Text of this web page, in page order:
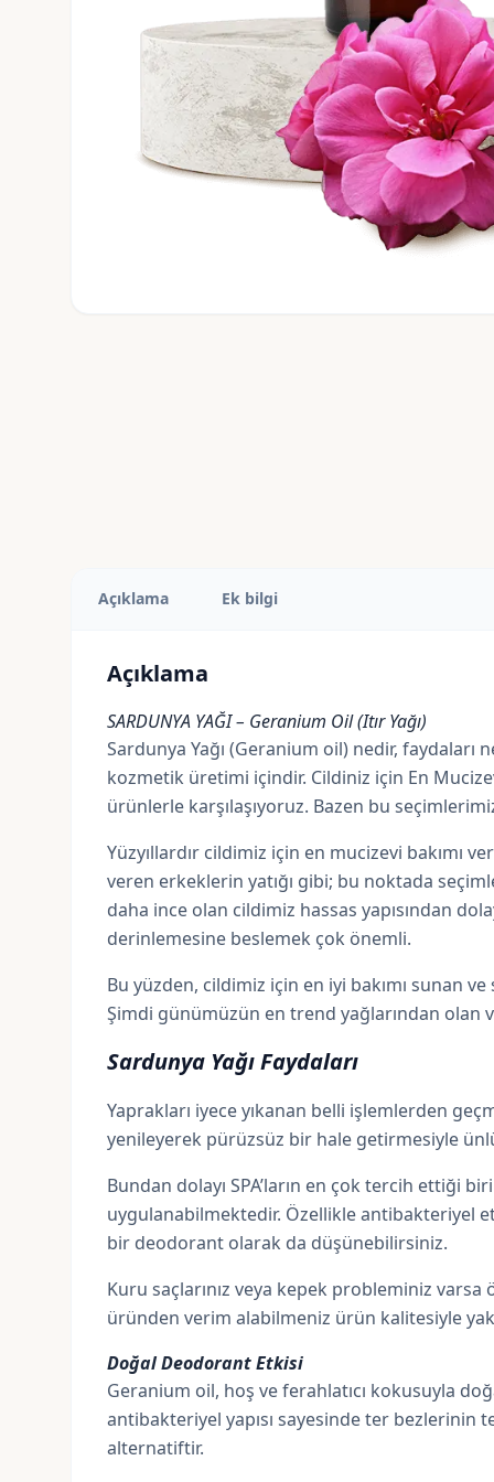
Açıklama Ek bilgi
Açıklama
SARDUNYA YAĞI – Geranium Oil (Itır Yağı)
Sardunya Yağı (Geranium oil) nedir, faydaları
kozmetik üretimi içindir. Cildiniz için En
ürünlerle karşılaşıyoruz. Bazen bu
Yüzyıllardır cildimiz için en mucizevi bakımı
veren erkeklerin yatığı gibi; bu noktada
daha ince olan cildimiz hassas yapısından
derinlemesine beslemek çok önemli.
Bu yüzden, cildimiz için en iyi bakımı sunan ve
Şimdi günümüzün en trend yağlarından olan
Sardunya Yağı Faydaları
Yaprakları iyece yıkanan belli işlemlerden
yenileyerek pürüzsüz bir hale getirmesiyle
Bundan dolayı SPA’ların en çok tercih ettiği
uygulanabilmektedir. Özellikle antibakteriyel
bir deodorant olarak da düşünebilirsiniz.
Kuru saçlarınız veya kepek probleminiz varsa
üründen verim alabilmeniz ürün kalitesiyle
Doğal Deodorant Etkisi
Geranium oil, hoş ve ferahlatıcı kokusuyla
antibakteriyel yapısı sayesinde ter
alternatiftir.